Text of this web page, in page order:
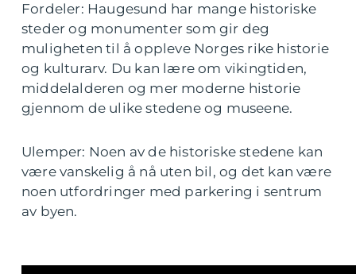
Fordeler: Haugesund har mange historiske
steder og monumenter som gir deg
muligheten til å oppleve Norges rike historie
og kulturarv. Du kan lære om vikingtiden,
middelalderen og mer moderne historie
gjennom de ulike stedene og museene.
Ulemper: Noen av de historiske stedene kan
være vanskelig å nå uten bil, og det kan være
noen utfordringer med parkering i sentrum
av byen.